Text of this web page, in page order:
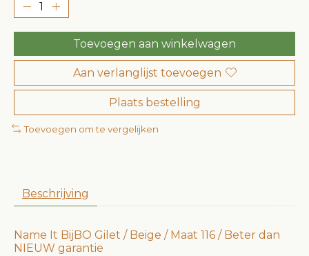
Toevoegen aan winkelwagen
Aan verlanglijst toevoegen
Plaats bestelling
Toevoegen om te vergelijken
Beschrijving
Name It BijBO Gilet / Beige / Maat 116 / Beter dan
NIEUW garantie